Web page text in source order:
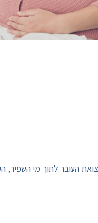
העובר לתוך מי השפיר,